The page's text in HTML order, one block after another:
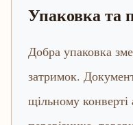
Упаковка та
Добра упаковка
затримок.
щільному